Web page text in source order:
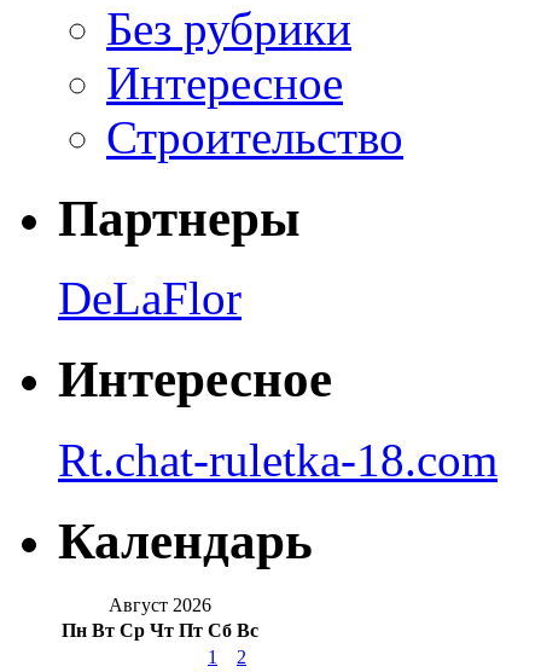
Без рубрики
Интересное
Строительство
Партнеры
DeLaFlor
Интересное
Rt.chat-ruletka-18.com
Календарь
Август 2026
Пн Вт Ср Чт Пт Сб Вс
1
2